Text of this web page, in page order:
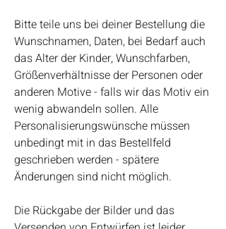
Bitte teile uns bei deiner Bestellung die
Wunschnamen, Daten, bei Bedarf auch
das Alter der Kinder, Wunschfarben,
Größenverhältnisse der Personen oder
anderen Motive - falls wir das Motiv ein
wenig abwandeln sollen. Alle
Personalisierungswünsche müssen
unbedingt mit in das Bestellfeld
geschrieben werden - spätere
Änderungen sind nicht möglich.
Die Rückgabe der Bilder und das